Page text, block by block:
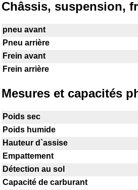
Châssis, suspension,
pneu avant
Pneu arrière
Frein avant
Frein arrière
Mesures et capacités
Poids sec
Poids humide
Hauteur d`assise
Empattement
Détection au sol
Capacité de carburant